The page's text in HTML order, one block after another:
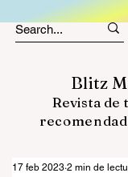
Blitz
Revista de
17 feb 2023 2 min de